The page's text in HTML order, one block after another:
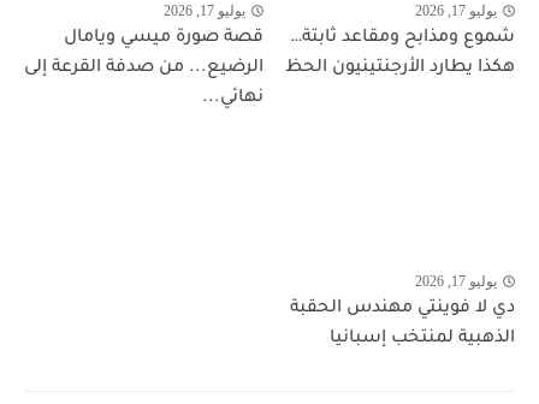
يوليو 17, 2026
شموع ومذابح ومقاعد ثابتة…
هكذا يطارد الأرجنتينيون الحظ
يوليو 17, 2026
قصة صورة ميسي ويامال
الرضيع... من صدفة القرعة إلى
نهائي...
يوليو 17, 2026
دي لا فوينتي مهندس الحقبة
الذهبية لمنتخب إسبانيا